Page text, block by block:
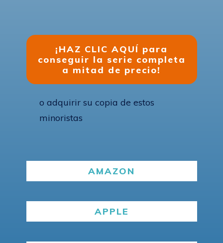
¡HAZ CLIC AQUÍ para
conseguir la serie completa
a mitad de precio!
o adquirir su copia de estos
minoristas
AMAZON
APPLE